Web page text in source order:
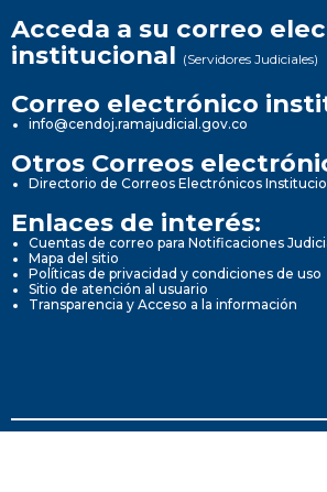
Acceda a su correo
institucional (Servidores Judiciales)
Correo electrónico
info@cendoj.ramajudicial.gov.co
Otros Correos
Directorio de Correos Electrónicos
Enlaces de interés:
Cuentas de correo para Notificaciones
Mapa del sitio
Políticas de privacidad y condiciones de uso
Sitio de atención al usuario
Transparencia y Acceso a la información